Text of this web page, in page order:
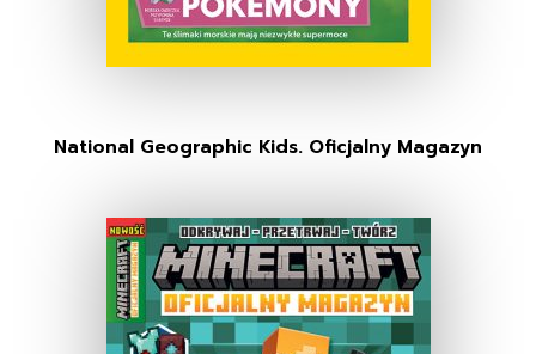
National Geographic Kids. Oficjalny Magazyn